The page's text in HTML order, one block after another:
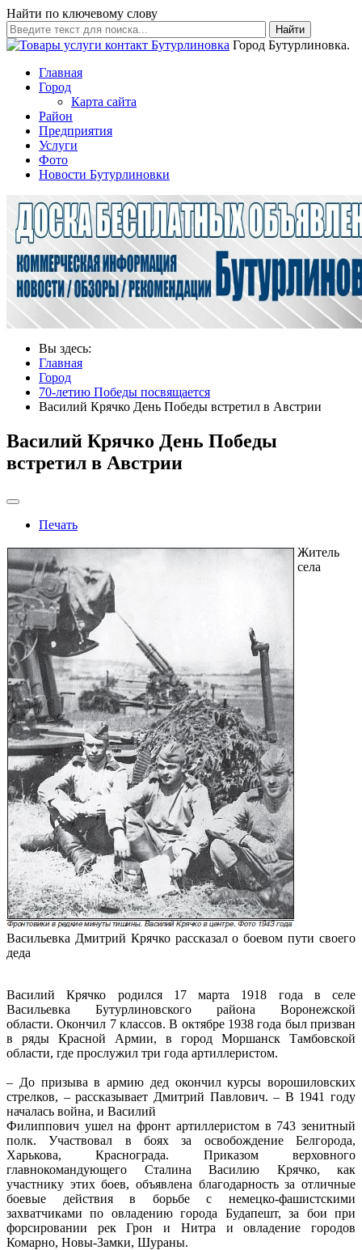
Найти по ключевому слову
Найти
Город Бутурлиновка.
Главная
Город
Карта сайта
Район
Предприятия
Услуги
Фото
Новости Бутурлиновки
Вы здесь:
Главная
Город
70-летию Победы посвящается
Василий Крячко День Победы встретил в Австрии
Василий Крячко День Победы
встретил в Австрии
Печать
Житель
села
Васильевка Дмитрий Крячко рассказал о боевом пути своего
деда
Василий Крячко родился 17 марта 1918 года в селе
Васильевка Бутурлиновского района Воронежской
области. Окончил 7 классов. В октябре 1938 года был призван
в ряды Красной Армии, в город Моршанск Тамбовской
области, где прослужил три года артиллеристом.
– До призыва в армию дед окончил курсы ворошиловских
стрелков, – рассказывает Дмитрий Павлович. – В 1941 году
началась война, и Василий
Филиппович ушел на фронт артиллеристом в 743 зенитный
полк. Участвовал в боях за освобождение Белгорода,
Харькова, Краснограда. Приказом верховного
главнокомандующего Сталина Василию Крячко, как
участнику этих боев, объявлена благодарность за отличные
боевые действия в борьбе с немецко-фашистскими
захватчиками по овладению города Будапешт, за бои при
форсировании рек Грон и Нитра и овладение городов
Комарно, Новы-Замки, Шураны.